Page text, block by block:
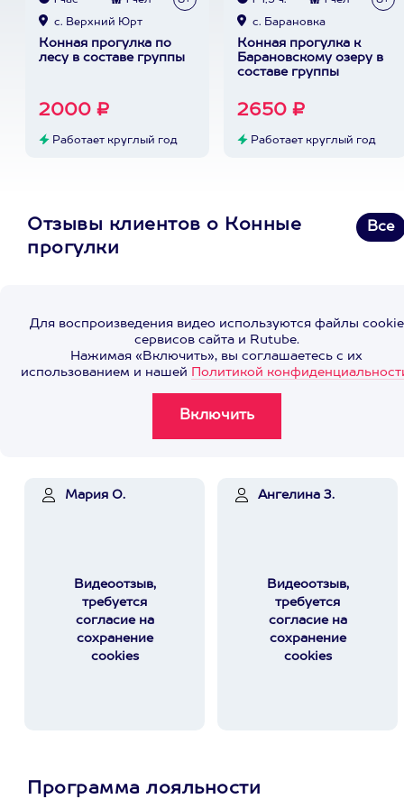
с. Верхний Юрт
Конная прогулка по
лесу в составе группы
2000 ₽
Работает круглый год
с. Барановка
Конная прогулка к
Барановскому озеру в
составе группы
2650 ₽
Работает круглый год
Отзывы клиентов о Конные
прогулки
Все
Для воспроизведения видео используются файлы cookie
сервисов сайта и Rutube.
Нажимая «Включить», вы соглашаетесь с их
использованием и нашей Политикой
Мария О.
Видеоотзыв,
требуется
согласие на
сохранение
cookies
Ангелина З.
Видеоотзыв,
требуется
согласие на
сохранение
cookies
Программа лояльности